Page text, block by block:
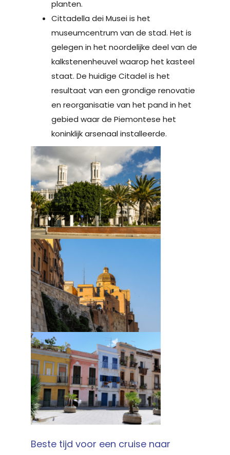
planten.
Cittadella dei Musei is het
museumcentrum van de stad. Het is
gelegen in het noordelijke deel van de
kalkstenenheuvel waarop het kasteel
staat. De huidige Citadel is het
resultaat van een grondige renovatie
en reorganisatie van het pand in het
gebied waar de Piemontese het
koninklijk arsenaal installeerde.
Beste tijd voor een cruise naar